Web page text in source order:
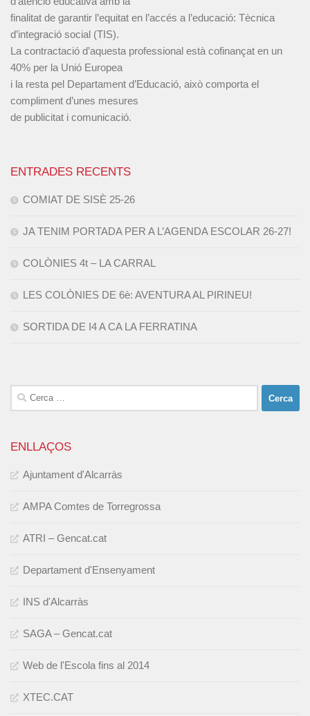
finalitat de garantir l’equitat en l’accés a l’educació: Tècnica
d’integració social (TIS).
La contractació d’aquesta professional està cofinançat en un
40% per la Unió Europea
i la resta pel Departament d’Educació, això comporta el
compliment d’unes mesures
de publicitat i comunicació.
ENTRADES RECENTS
COMIAT DE SISÈ 25-26
JA TENIM PORTADA PER A L’AGENDA ESCOLAR 26-27!
COLÒNIES 4t – LA CARRAL
LES COLÒNIES DE 6è: AVENTURA AL PIRINEU!
SORTIDA DE I4 A CA LA FERRATINA
Cerca:
ENLLAÇOS
Ajuntament d'Alcarràs
AMPA Comtes de Torregrossa
ATRI – Gencat.cat
Departament d'Ensenyament
INS d'Alcarràs
SAGA – Gencat.cat
Web de l'Escola fins al 2014
XTEC.CAT